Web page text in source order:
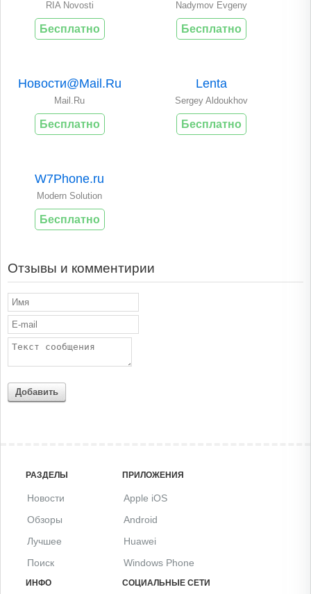
RIA Novosti
Бесплатно
Nadymov Evgeny
Бесплатно
Новости@Mail.Ru
Mail.Ru
Бесплатно
Lenta
Sergey Aldoukhov
Бесплатно
W7Phone.ru
Modern Solution
Бесплатно
Отзывы и комментирии
Добавить
РАЗДЕЛЫ
Новости
Обзоры
Лучшее
Поиск
ПРИЛОЖЕНИЯ
Apple iOS
Android
Huawei
Windows Phone
ИНФО СОЦИАЛЬНЫЕ СЕТИ